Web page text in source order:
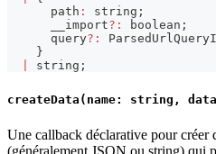
      path
: string ;
      __import
? : boolean ;
      query
? :
}
string ;
createData(name: string,
Une callback déclarative pour créer
(généralement JSON ou string) qui